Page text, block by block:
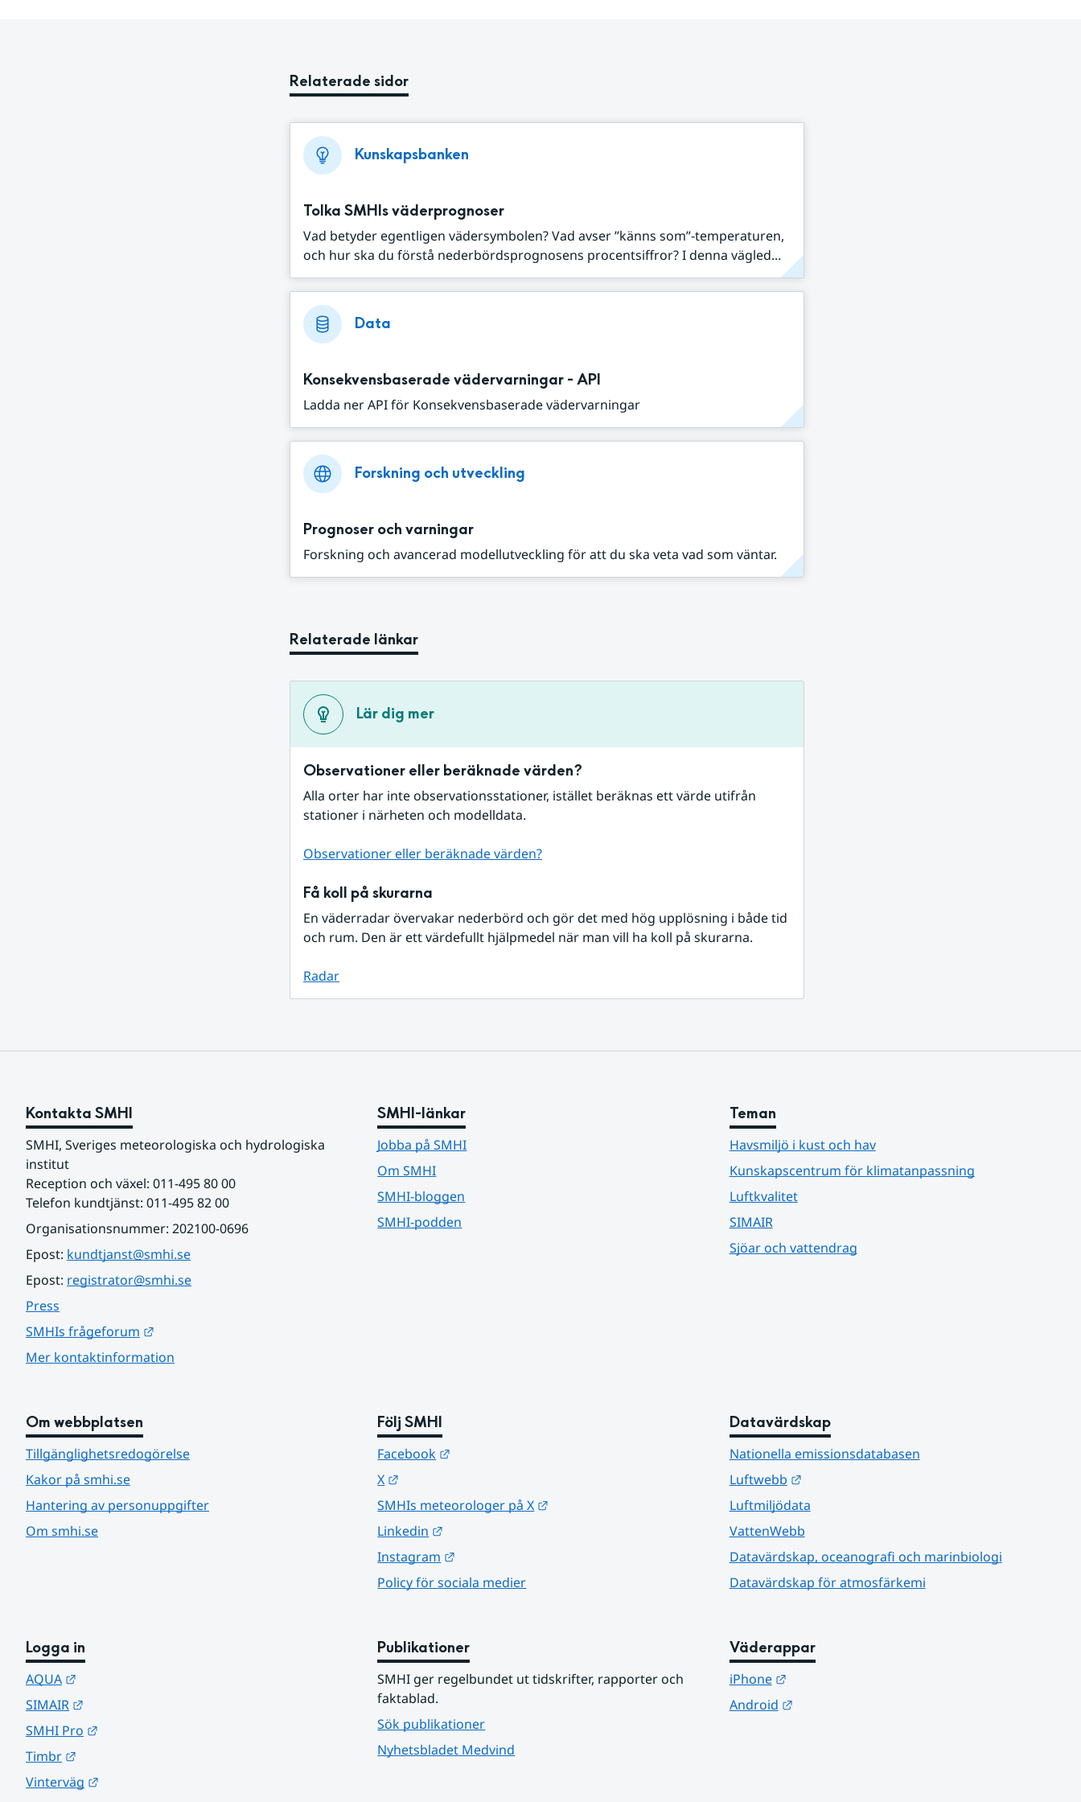
Relaterade sidor
Kunskapsbanken
Tolka SMHIs väderprognoser
Vad betyder egentligen vädersymbolen? Vad avser ”känns som”-temperaturen,
och hur ska du förstå nederbördsprognosens procentsiffror? I denna vägled...
Data
Konsekvensbaserade vädervarningar - API
Ladda ner API för Konsekvensbaserade vädervarningar
Forskning och utveckling
Prognoser och varningar
Forskning och avancerad modellutveckling för att du ska veta vad som väntar.
Relaterade länkar
Lär dig mer
Observationer eller beräknade värden?
Alla orter har inte observationsstationer, istället beräknas ett värde utifrån
stationer i närheten och modelldata.
Observationer eller beräknade värden?
Få koll på skurarna
En väderradar övervakar nederbörd och gör det med hög upplösning i både tid
och rum. Den är ett värdefullt hjälpmedel när man vill ha koll på skurarna.
Radar
Kontakta SMHI
SMHI, Sveriges meteorologiska och hydrologiska
institut
Reception och växel: 011-495 80 00
Telefon kundtjänst: 011-495 82 00
Organisationsnummer: 202100-0696
Epost: kundtjanst@smhi.se
Epost: registrator@smhi.se
Press
SMHIs frågeforum
Mer kontaktinformation
SMHI-länkar
Jobba på SMHI
Om SMHI
SMHI-bloggen
SMHI-podden
Teman
Havsmiljö i kust och hav
Kunskapscentrum för klimatanpassning
Luftkvalitet
SIMAIR
Sjöar och vattendrag
Om webbplatsen
Tillgänglighetsredogörelse
Kakor på smhi.se
Hantering av personuppgifter
Om smhi.se
Följ SMHI
Facebook
X
SMHIs meteorologer på X
Linkedin
Instagram
Policy för sociala medier
Datavärdskap
Nationella emissionsdatabasen
Luftwebb
Länk till annan webbplats.
Luftmiljödata
VattenWebb
Datavärdskap, oceanografi och marinbiologi
Datavärdskap för atmosfärkemi
Logga in
AQUA
SIMAIR
SMHI Pro
Timbr
Vinterväg
Publikationer
SMHI ger regelbundet ut tidskrifter, rapporter och
faktablad.
Sök publikationer
Nyhetsbladet Medvind
Väderappar
iPhone
Länk till annan webbplats.
Android
Länk till annan webbplats.